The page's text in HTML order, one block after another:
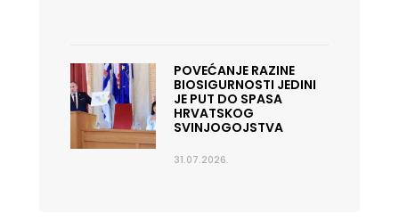
POVEĆANJE RAZINE
BIOSIGURNOSTI JEDINI
JE PUT DO SPASA
HRVATSKOG
SVINJOGOJSTVA
31.07.2026.